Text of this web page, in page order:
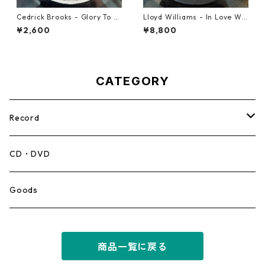
Cedrick Brooks - Glory To S
ounds【7-21786】
¥2,600
Lloyd Williams - In Love Wit
h You【7-21917】
¥8,800
CATEGORY
Record
Mento,Calypso,Ballad
Ska
CD・DVD
Goods
商品一覧に戻る